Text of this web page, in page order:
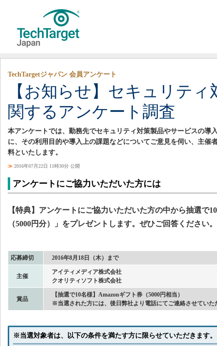
【お知らせ】セキュリテ
関するアンケート調査
TechTargetジャパン 会員アンケート
本アンケートでは、勤務先でセキュリティ対策製品やサービスの導
に、その利用目的や導入上の課題などについてご意見を伺い、主催
料といたします。
≫ 2016年07月22日 11時30分 公開
アンケートにご協力いただいた方には
【特典】アンケートにご協力いただいた方の中から抽選で
（5000円分）」をプレゼントします。ぜひご回答ください。
応募締切 2016年8月18日（木）まで
主催
アイティメディア株式会社
クオリティソフト株式会社
賞品
【抽選で10名様】Amazonギフト券（5000円相当）
※当選された方には、後日弊社より電話にてご連絡させていた
※当選対象者は、以下の条件を満たす方に限らせていただきます。